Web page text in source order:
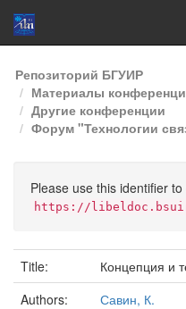
Skip
navigation
Репозиторий БГУИР
Материалы
Другие конференции
Форум "Технологии
Please use this identifier
https://
Title:
Концепция и
Authors:
Савин, К.